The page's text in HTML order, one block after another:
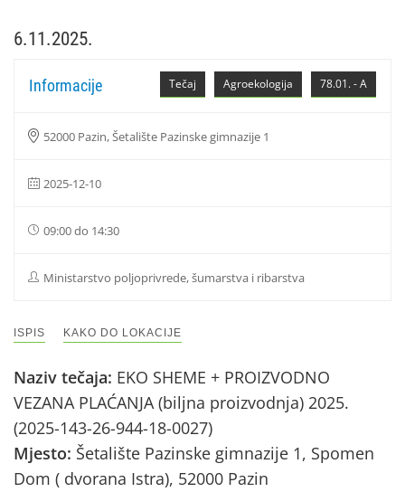
6.11.2025.
78.01. - A
Agroekologija
Tečaj
Informacije
52000 Pazin, Šetalište Pazinske gimnazije 1
2025-12-10
09:00 do 14:30
Ministarstvo poljoprivrede, šumarstva i ribarstva
ISPIS KAKO DO LOKACIJE
Naziv tečaja: EKO SHEME + PROIZVODNO
VEZANA PLAĆANJA (biljna proizvodnja) 2025.
(2025-143-26-944-18-0027)
Mjesto: Šetalište Pazinske gimnazije 1, Spomen
Dom ( dvorana Istra), 52000 Pazin